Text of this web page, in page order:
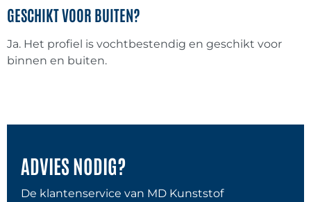
Sponningdelen (0)
Kerrafront Trend sponningdeel
GESCHIKT VOOR BUITEN?
Ja. Het profiel is vochtbestendig en geschikt voor
binnen en buiten.
ADVIES NODIG?
De klantenservice van MD Kunststof